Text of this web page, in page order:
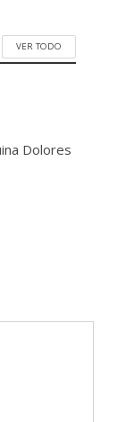
VER TODO
Dolores